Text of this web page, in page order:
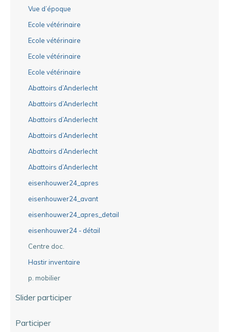
Vue d’époque
Ecole vétérinaire
Ecole vétérinaire
Ecole vétérinaire
Ecole vétérinaire
Abattoirs d’Anderlecht
Abattoirs d’Anderlecht
Abattoirs d’Anderlecht
Abattoirs d’Anderlecht
Abattoirs d’Anderlecht
Abattoirs d’Anderlecht
eisenhouwer24_apres
eisenhouwer24_avant
eisenhouwer24_apres_detail
eisenhouwer24 - détail
Centre doc.
Hastir inventaire
p. mobilier
Slider participer
Participer